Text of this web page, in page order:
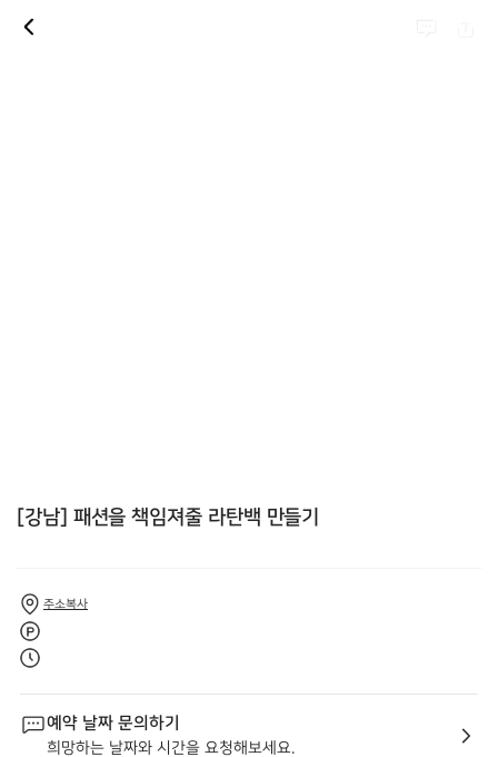
[강남] 패션을 책임져줄 라탄백 만들기
주소복사
예약 날짜 문의하기
희망하는 날짜와 시간을 요청해보세요.